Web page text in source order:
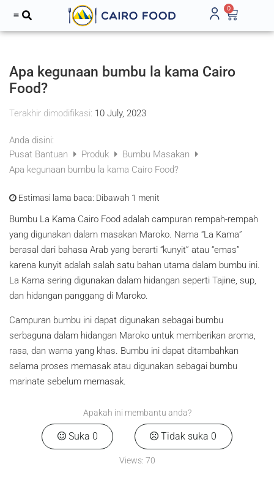
0
Apa kegunaan bumbu la kama Cairo
Food?
Terakhir dimodifikasi: 10 July, 2023
Anda disini:
Pusat Bantuan
Produk
Bumbu Masakan
Apa kegunaan bumbu la kama Cairo Food?
Estimasi lama baca: Dibawah 1 menit
Bumbu La Kama Cairo Food adalah campuran rempah-rempah
yang digunakan dalam masakan Maroko. Nama “La Kama”
berasal dari bahasa Arab yang berarti “kunyit” atau “emas”
karena kunyit adalah salah satu bahan utama dalam bumbu ini.
La Kama sering digunakan dalam hidangan seperti Tajine, sup,
dan hidangan panggang di Maroko.
Campuran bumbu ini dapat digunakan sebagai bumbu
serbaguna dalam hidangan Maroko untuk memberikan aroma,
rasa, dan warna yang khas. Bumbu ini dapat ditambahkan
selama proses memasak atau digunakan sebagai bumbu
marinate sebelum memasak.
Apakah ini membantu anda?
Suka 0 Tidak suka 0
Views: 70